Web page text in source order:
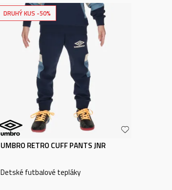
DRUHÝ KUS -50%
UMBRO RETRO CUFF PANTS JNR
Detské futbalové tepláky